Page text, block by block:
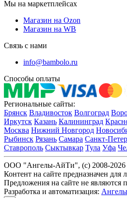
Мы на маркетплейсах
Магазин на Ozon
Магазин на WB
Связь с нами
info@bambolo.ru
Способы оплаты
Региональные сайты:
Брянск Владивосток Волгоград
Иркутск Казань Калининград
Москва Нижний Новгород
Рыбинск Рязань Самара Санкт-
Ставрополь Сыктывкар Тула Уфа
ООО "Ангелы-АйТи", (c) 2008-2026
Контент на сайте предназначен для
Предложения на сайте не являются
Разработка и автоматизация: